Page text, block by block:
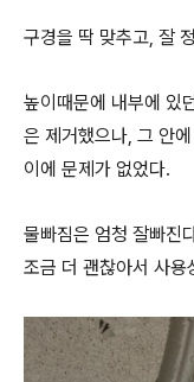
구경을 딱 맞추고, 잘
높이때문에 내부에 있
은 제거했으나, 그 안
이에 문제가 없었다.
물빠짐은 엄청 잘빠진
조금 더 괜찮아서 사용